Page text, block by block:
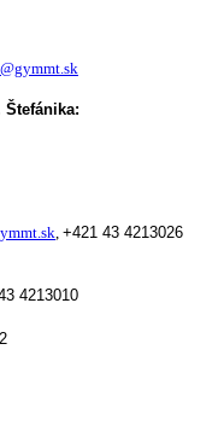
, +421 43 4213026
4213010